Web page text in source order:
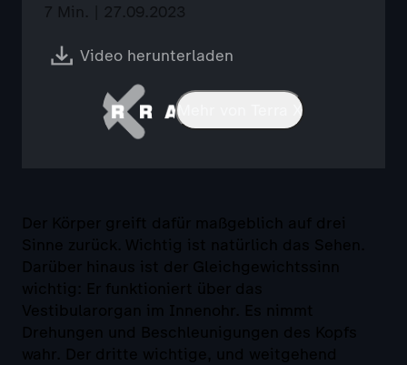
7 Min. | 27.09.2023
Video herunterladen
Mehr von Terra X
Der Körper greift dafür maßgeblich auf drei
Sinne zurück. Wichtig ist natürlich das Sehen.
Darüber hinaus ist der Gleichgewichtssinn
wichtig: Er funktioniert über das
Vestibularorgan im Innenohr. Es nimmt
Drehungen und Beschleunigungen des Kopfs
wahr. Der dritte wichtige, und weitgehend